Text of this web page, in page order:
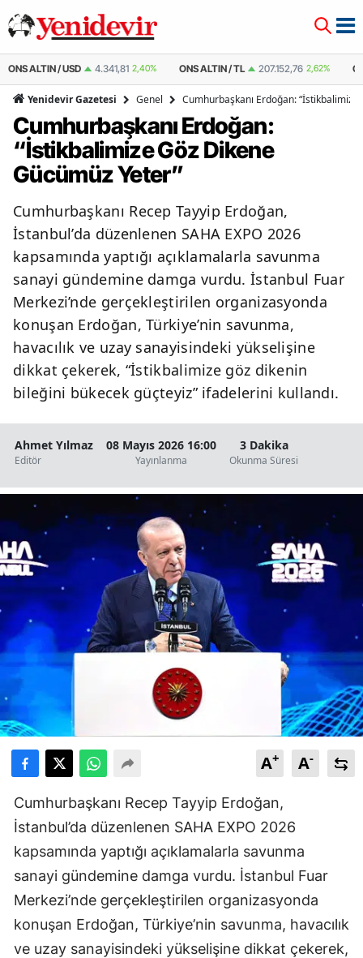
ONS ALTIN / TL 207.152,76 2,62% ÇEYREK ALTIN 10.889,99 2,59%
Yenidevir Gazetesi Genel Cumhurbaşkanı Erdoğan:
Cumhurbaşkanı Erdoğan:
“İstikbalimize Göz Dikene
Gücümüz Yeter”
Cumhurbaşkanı Recep Tayyip Erdoğan,
İstanbul’da düzenlenen SAHA EXPO 2026
kapsamında yaptığı açıklamalarla savunma
sanayi gündemine damga vurdu. İstanbul Fuar
Merkezi’nde gerçekleştirilen organizasyonda
konuşan Erdoğan, Türkiye’nin savunma,
havacılık ve uzay sanayisindeki yükselişine
dikkat çekerek, “İstikbalimize göz dikenin
bileğini bükecek güçteyiz” ifadelerini kullandı.
Ahmet Yılmaz
Editör
08 Mayıs 2026 16:00
Yayınlanma
3 Dakika
Okunma Süresi
A+ A-
Cumhurbaşkanı Recep Tayyip Erdoğan,
İstanbul’da düzenlenen SAHA EXPO 2026
kapsamında yaptığı açıklamalarla savunma
sanayi gündemine damga vurdu. İstanbul Fuar
Merkezi’nde gerçekleştirilen organizasyonda
konuşan Erdoğan, Türkiye’nin savunma, havacılık
ve uzay sanayisindeki yükselişine dikkat çekerek,